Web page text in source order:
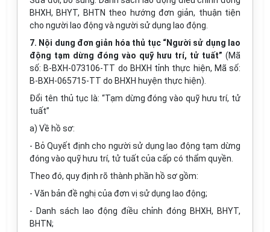
BHXH, BHYT, BHTN theo hướng đơn giản, thuận tiện
cho người lao động và người sử dụng lao động.
7. Nội dung đơn giản hóa thủ tục “Người sử dụng lao
động tạm dừng đóng vào quỹ hưu trí, tử tuất” (Mã
số: B-BXH-073106-TT do BHXH tỉnh thực hiện, Mã số:
B-BXH-065715-TT do BHXH huyện thực hiện).
Đổi tên thủ tục là: “Tạm dừng đóng vào quỹ hưu trí, tử
tuất”
a) Về hồ sơ:
- Bỏ Quyết định cho người sử dụng lao động tạm dừng
đóng vào quỹ hưu trí, tử tuất của cấp có thẩm quyền.
Theo đó, quy định rõ thành phần hồ sơ gồm:
- Văn bản đề nghị của đơn vị sử dụng lao động;
- Danh sách lao động điều chỉnh đóng BHXH, BHYT,
BHTN;